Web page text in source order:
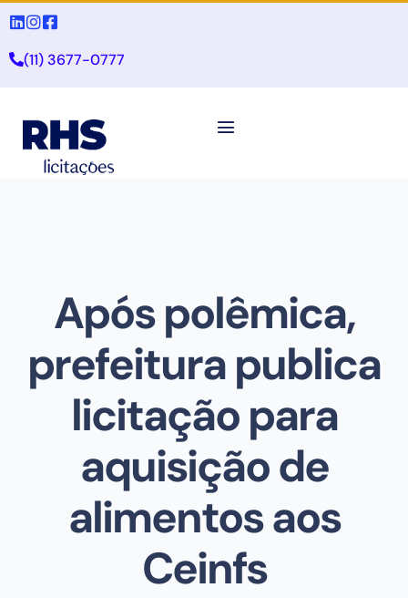
(11) 3677-0777
Após polêmica,
prefeitura publica
licitação para
aquisição de
alimentos aos
Ceinfs